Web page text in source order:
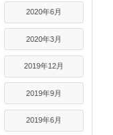
2020年6月
2020年3月
2019年12月
2019年9月
2019年6月